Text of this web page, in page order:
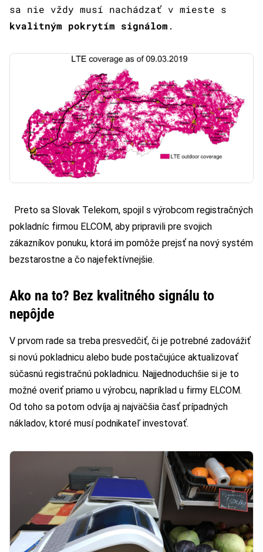
sa nie vždy musí nachádzať v mieste s
kvalitným pokrytím signálom .
Preto sa Slovak Telekom, spojil s výrobcom registračných
pokladníc firmou ELCOM, aby pripravili pre svojich
zákazníkov ponuku, ktorá im pomôže prejsť na nový systém
bezstarostne a čo najefektívnejšie.
Ako na to? Bez kvalitného signálu to
nepôjde
V prvom rade sa treba presvedčiť, či je potrebné zadovážiť
si novú pokladnicu alebo bude postačujúce aktualizovať
súčasnú registračnú pokladnicu. Najjednoduchšie si je to
možné overiť priamo u výrobcu, napríklad u firmy ELCOM.
Od toho sa potom odvíja aj najväčšia časť prípadných
nákladov, ktoré musí podnikateľ investovať.